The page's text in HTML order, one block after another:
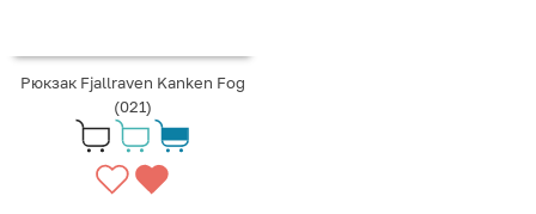
Рюкзак Fjallraven Kanken Fog
(021)